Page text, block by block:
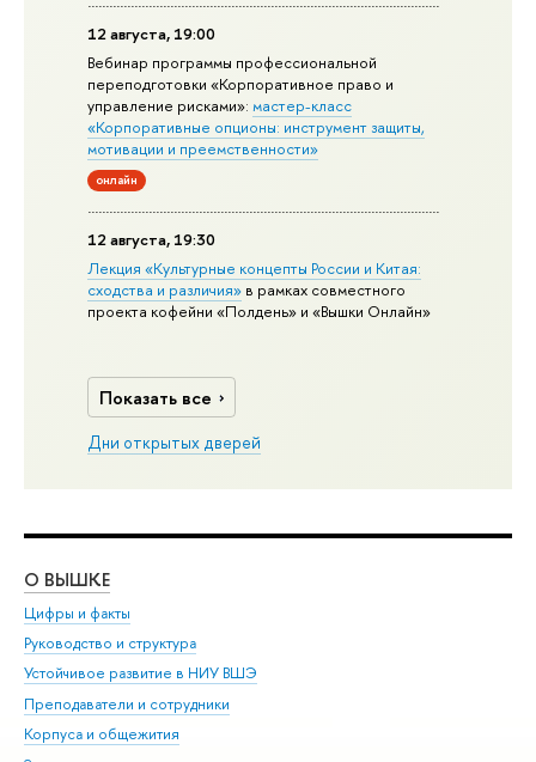
12 августа, 19:00
Вебинар программы профессиональной
переподготовки «Корпоративное право и
управление рисками»:мастер-класс
«Корпоративные опционы: инструмент защиты,
мотивации и преемственности»
онлайн
12 августа, 19:30
Лекция «Культурные концепты России и Китая:
сходства и различия» в рамках совместного
проекта кофейни «Полдень» и «Вышки Онлайн»
Показать все
Дни открытых дверей
О ВЫШКЕ
Цифры и факты
Руководство и структура
Устойчивое развитие в НИУ ВШЭ
Преподаватели и сотрудники
Корпуса и общежития